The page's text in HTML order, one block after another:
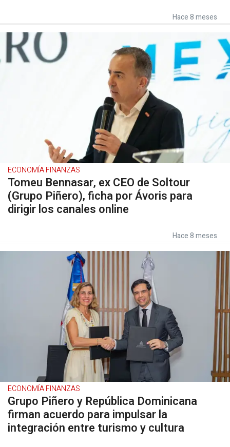
Hace 8 meses
ECONOMÍA FINANZAS
Tomeu Bennasar, ex CEO de Soltour
(Grupo Piñero), ficha por Ávoris para
dirigir los canales online
Hace 8 meses
ECONOMÍA FINANZAS
Grupo Piñero y República Dominicana
firman acuerdo para impulsar la
integración entre turismo y cultura